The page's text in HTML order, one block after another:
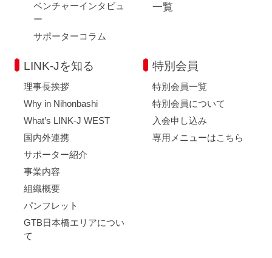
ベンチャーインタビュ
ー
サポーターコラム
一覧
LINK-Jを知る
理事長挨拶
Why in Nihonbashi
What’s LINK-J WEST
国内外連携
サポーター紹介
事業内容
組織概要
パンフレット
GTB日本橋エリアについ
て
特別会員
特別会員一覧
特別会員について
入会申し込み
専用メニューはこちら